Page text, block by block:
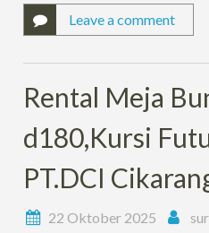
Leave a comment
Rental Meja
d180,Kursi
PT.DCI
22 Oktober 2025